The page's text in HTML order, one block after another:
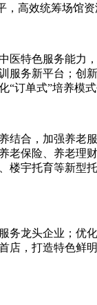
高效统筹场馆资
特色服务能力
服务新平台；创
订单式”培养模
结合，加强养老
老保险、养老理
楼宇托育等新型
务龙头企业；优
店，打造特色鲜